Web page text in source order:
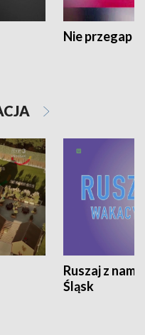
Nie przegap
Ruszaj z
Śląsk